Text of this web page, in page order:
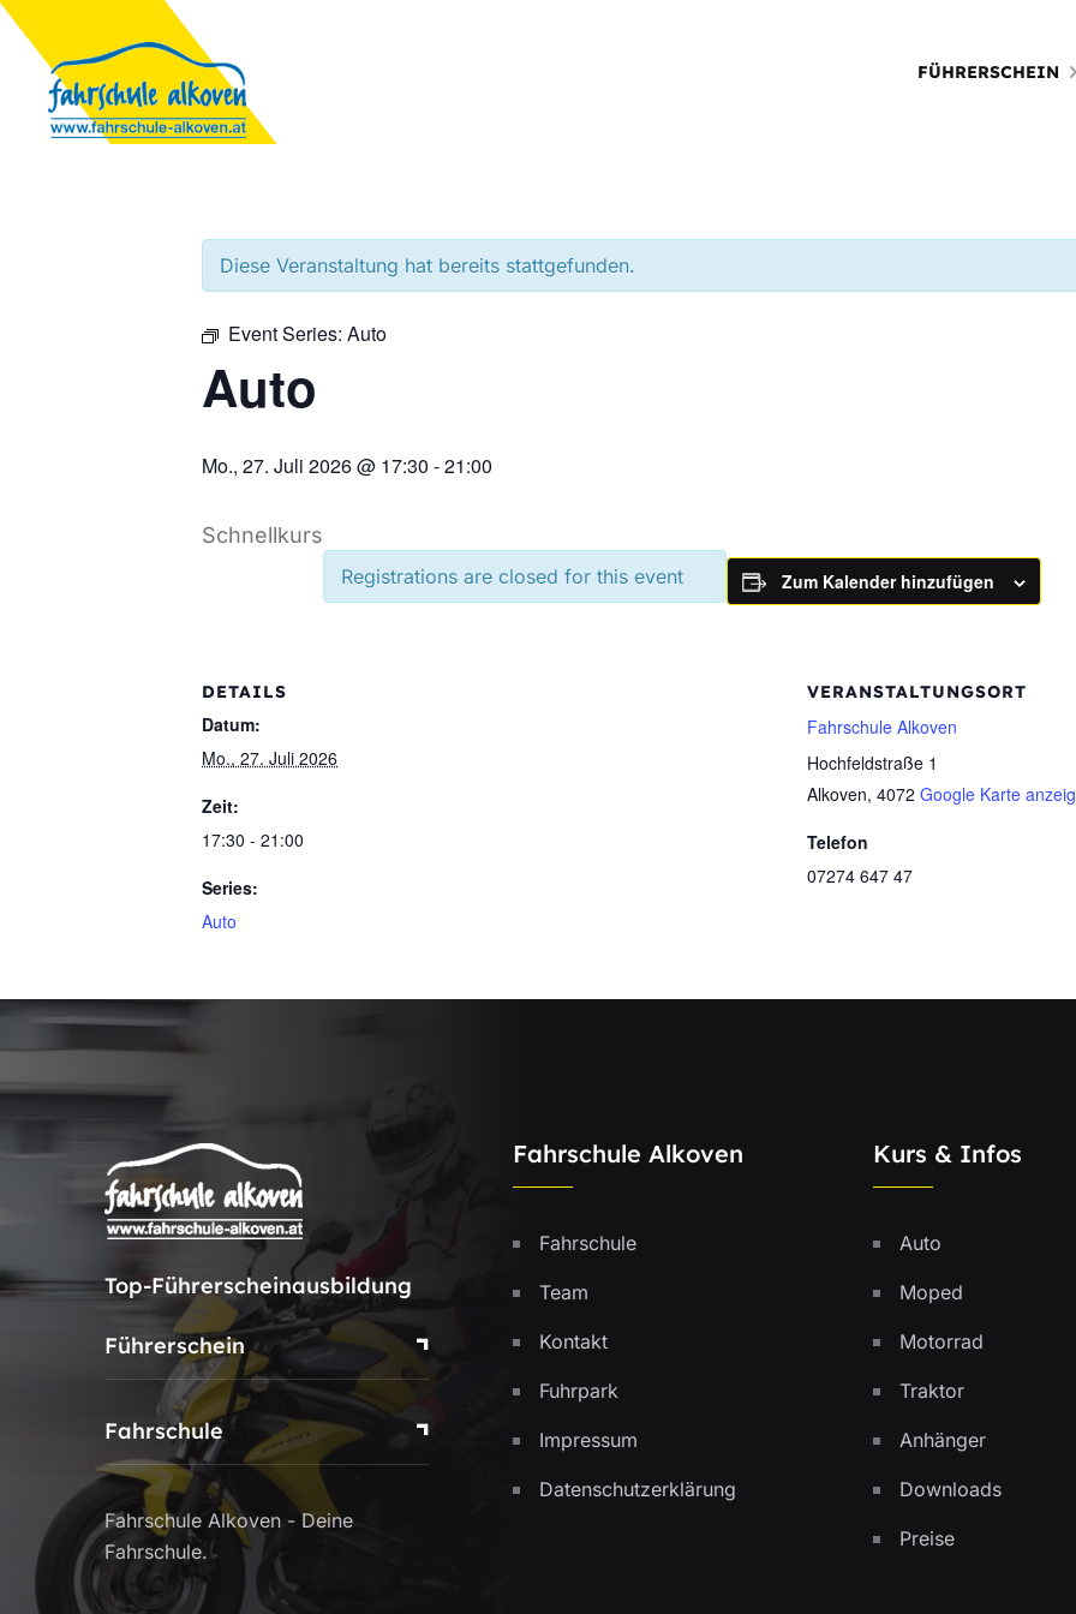
FÜHRERSCHEIN
Diese Veranstaltung hat bereits stattgefunden.
Event Series: Auto
Auto
Mo., 27. Juli 2026 @ 17:30 -21:00
Schnellkurs
Registrations are closed for this event Zum Kalender hinzufügen
DETAILS
Datum:
Mo., 27. Juli 2026
Zeit:
17:30 - 21:00
Series:
Auto
VERANSTALTUNGSORT
Fahrschule Alkoven
Hochfeldstraße 1
Alkoven, 4072 Google Karte
Telefon
07274 647 47
Top-Führerscheinausbildung
Führerschein
Fahrschule
Fahrschule Alkoven - Deine
Fahrschule.
Fahrschule Alkoven
Fahrschule
Team
Kontakt
Fuhrpark
Impressum
Datenschutzerklärung
Kurs & Infos
Auto
Moped
Motorrad
Traktor
Anhänger
Downloads
Preise